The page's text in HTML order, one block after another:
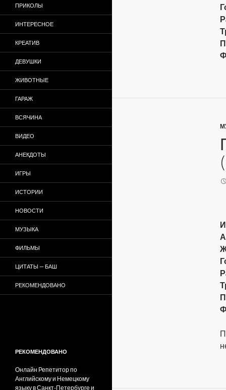
ПРИКОЛЫ
ИНТЕРЕСНОЕ
КРЕАТИВ
ДЕВУШКИ
ЖИВОТНЫЕ
ГАРАЖ
ВСЯЧИНА
ВИДЕО
АНЕКДОТЫ
ИГРЫ
ИСТОРИИ
НОВОСТИ
МУЗЫКА
ФИЛЬМЫ
ЦИТАТЫ — БАШ
РЕКОМЕНДОВАНО
РЕКОМЕНДОВАНО
Онлайн Репетитор по
Английскому и Немецкому
языку в Санкт-Петербурге и